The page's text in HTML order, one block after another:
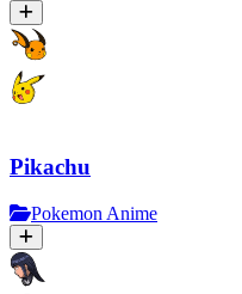
Pikachu
Pokemon Anime